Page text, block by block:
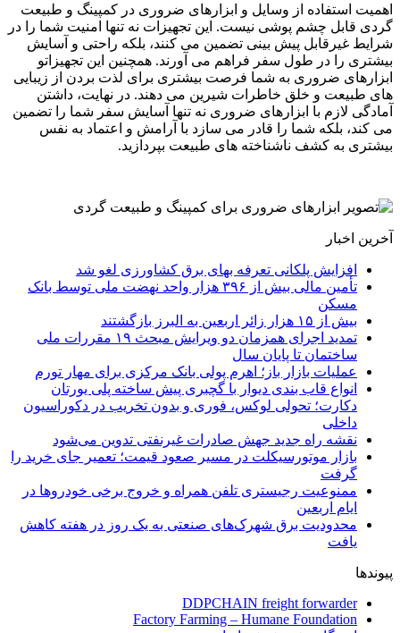
اهمیت استفاده از وسایل و ابزارهای ضروری در کمپینگ و طبیعت
‌گردی قابل چشم ‌پوشی نیست. این تجهیزات نه تنها امنیت شما را در
شرایط غیرقابل ‌پیش ‌بینی تضمین می ‌کنند، بلکه راحتی و آسایش
بیشتری را در طول سفر فراهم می ‌آورند. همچنین این تجهیزاتو
ابزارهای ضروری به شما فرصت بیشتری برای لذت بردن از زیبایی
‌های طبیعت و خلق خاطرات شیرین می ‌دهند. در نهایت، داشتن
آمادگی لازم با ابزارهای ضروری نه تنها آسایش سفر شما را تضمین
می ‌کند، بلکه شما را قادر می‌ سازد با آرامش و اعتماد به نفس
بیشتری به کشف ناشناخته ‌های طبیعت بپردازید.
آخرین اخبار
افزایش پلکانی تعرفه بهای برق کشاورزی لغو شد
تأمین مالی بیش از ۳۹۶ هزار واحد نهضت ملی توسط بانک
مسکن
بیش از ۱۵ هزار زائر اربعین به البرز بازگشتند
تمدید اجرای همزمان دو ویرایش مبحث ۱۹ مقررات ملی
ساختمان تا پایان سال
عملیات بازار باز؛ اهرم پولی بانک مرکزی برای مهار تورم
انواع قاب بندی دیوار با گچبری پیش ساخته پلی یورتان
دکارت؛ تحولی لوکس، فوری و بدون تخریب در دکوراسیون
داخلی
نقشه راه جدید جهش صادرات غیرنفتی تدوین می‌شود
بازار موتورسیکلت در مسیر صعود قیمت؛ تعمیر جای خرید را
گرفت
ممنوعیت رجیستری تلفن همراه و خروج برخی خودروها در
ایام اربعین
محدودیت برق شهرک‌های صنعتی به یک روز در هفته کاهش
یافت
پیوندها
DDPCHAIN freight forwarder
Factory Farming – Humane Foundation